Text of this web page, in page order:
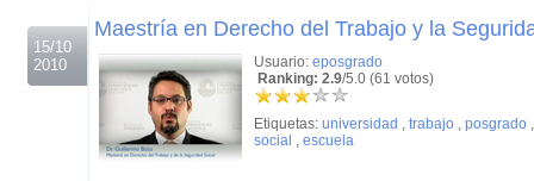
15/10
2010
Maestría en Derecho del Trabajo y la
Usuario: eposgrado
Ranking: 2.9/5.0 (61 votos)
Etiquetas: universidad , trabajo , posgrado
social , escuela